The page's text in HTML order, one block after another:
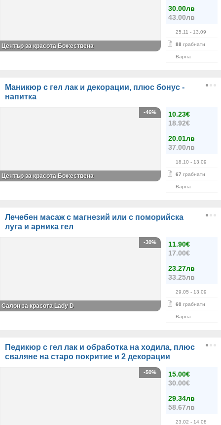
30.00лв
43.00лв
25.11 - 13.09
88 грабнати
Варна
Център за красота Божествена
Маникюр с гел лак и декорации, плюс бонус -
напитка
10.23€
18.92€
20.01лв
37.00лв
18.10 - 13.09
67 грабнати
Варна
-46%
Център за красота Божествена
Лечебен масаж с магнезий или с поморийска
луга и арника гел
11.90€
17.00€
23.27лв
33.25лв
29.05 - 13.09
60 грабнати
Варна
-30%
Салон за красота Lady D
Педикюр с гел лак и обработка на ходила, плюс
сваляне на старо покритие и 2 декорации
15.00€
30.00€
29.34лв
58.67лв
23.02 - 14.08
-50%